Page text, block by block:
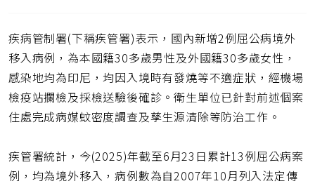
短
網
址
疾病管制署(下稱疾管署)表示，國內新增2例屈公病境外
移入病例，為本國籍30多歲男性及外國籍30多歲女性，
感染地均為印尼，均因入境時有發燒等不適症狀，經機場
檢疫站攔檢及採檢送驗後確診。衛生單位已針對前述個案
住處完成病媒蚊密度調查及孳生源清除等防治工作。
疾管署統計，今(2025)年截至6月23日累計13例屈公病案
例，均為境外移入，病例數為自2007年10月列入法定傳